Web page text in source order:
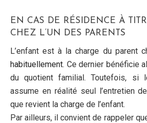
EN CAS DE RÉSIDENCE À
CHEZ L’UN DES PARENTS
L’enfant est à la charge du parent
habituellement. Ce dernier bénéficie
du quotient familial. Toutefois, si
assume en réalité seul l’entretien
que revient la charge de l’enfant.
Par ailleurs, il convient de rappeler